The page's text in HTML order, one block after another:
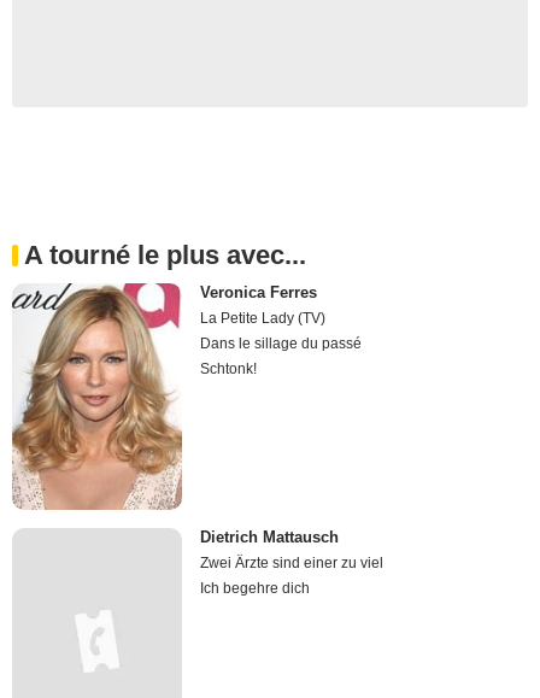
A tourné le plus avec...
Veronica Ferres
La Petite Lady (TV)
Dans le sillage du passé
Schtonk!
Dietrich Mattausch
Zwei Ärzte sind einer zu viel
Ich begehre dich